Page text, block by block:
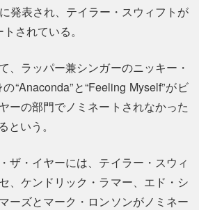
発表され、テイラー・スウィフトが
されている。
、ラッパー兼シンガーのニッキー・
“Anaconda”と“Feeling Myself”がビ
ーの部門でノミネートされなかった
という。
ザ・イヤーには、テイラー・スウィ
、ケンドリック・ラマー、エド・シ
ーズとマーク・ロンソンがノミネー